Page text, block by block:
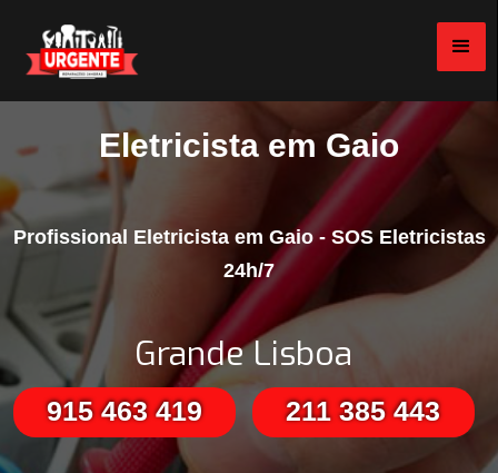
Eletricista em Gaio
Profissional Eletricista em Gaio - SOS Eletricistas
24h/7
Grande Lisboa
915 463 419 211 385 443